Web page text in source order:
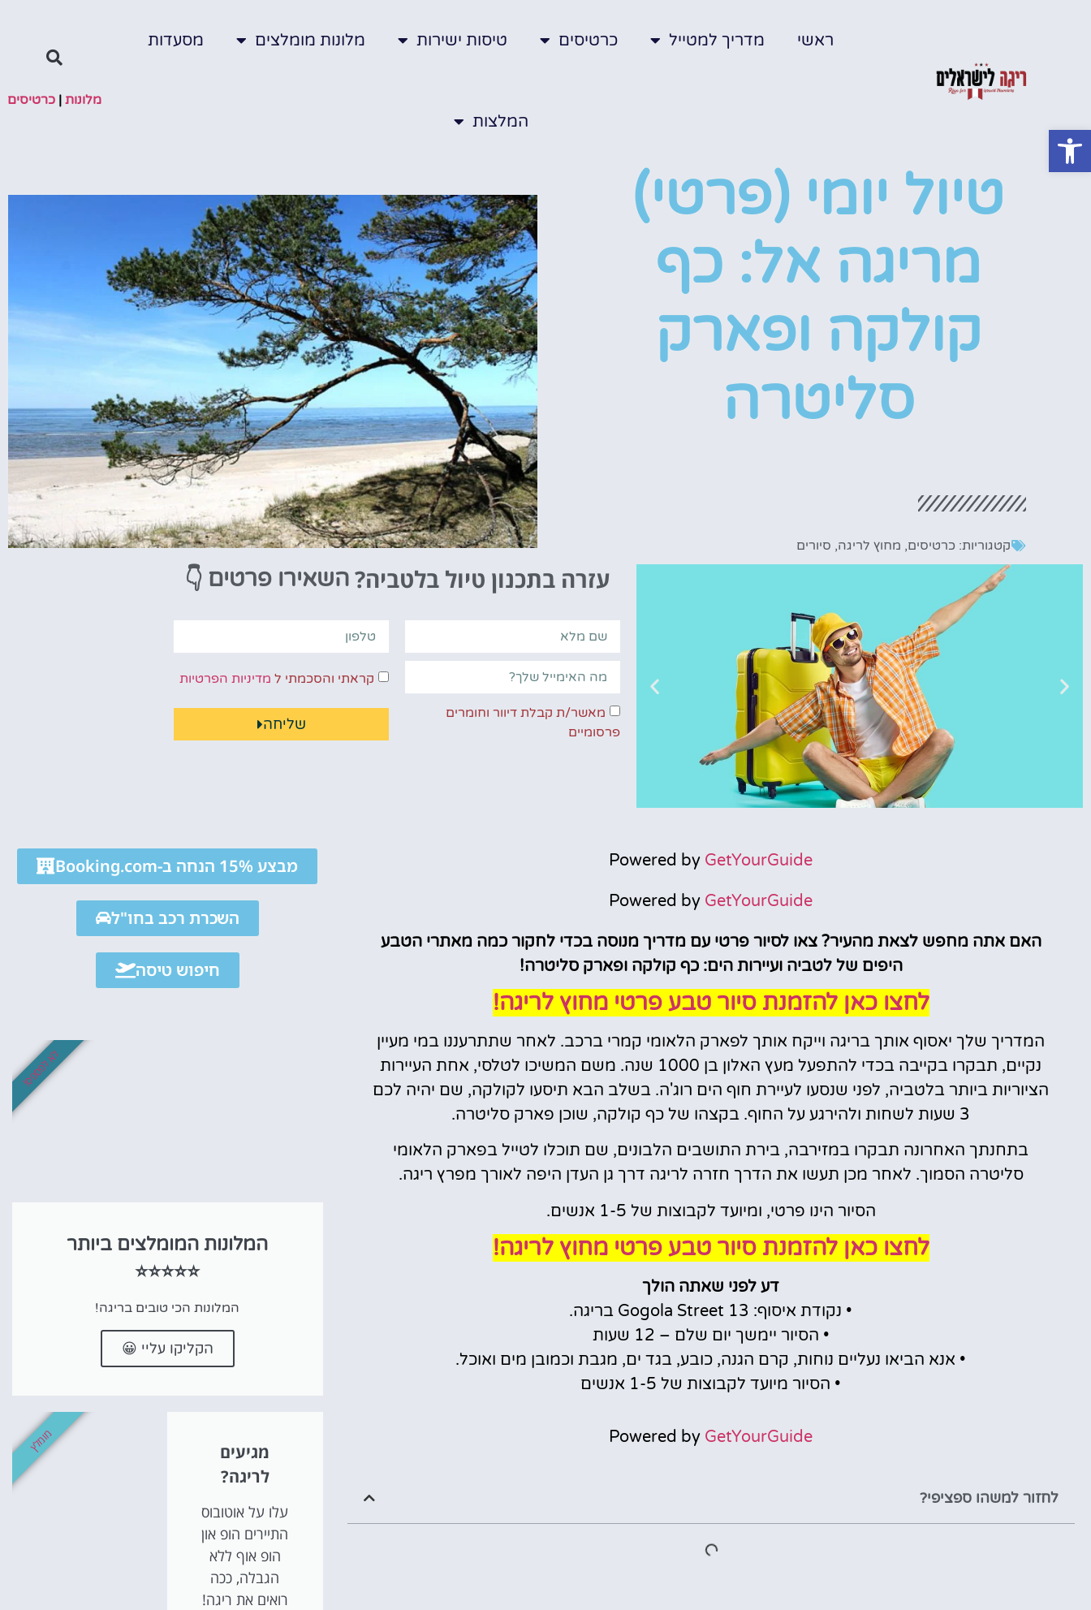
ראשי מדריך למטייל כרטיסים טיסות ישירות מלונות מומלצים מסעדות
המלצות
מלונות| כרטיסים
טיול יומי (פרטי)
מריגה אל: כף
קולקה ופארק
סליטרה
קטגוריות: כרטיסים, מחוץ לריגה, סיורים
לחצו
לחצו
פה!
וסיורים
הפעילויות השוות
עזרה בתכנון טיול בלטביה? השאירו פרטים 👇
קראתי והסכמתי ל מדיניות הפרטיות
מאשר/ת קבלת דיוור וחומרים
פרסומיים
שליחה
Powered by GetYourGuide
Powered by GetYourGuide
האם אתה מחפש לצאת מהעיר? צאו לסיור פרטי עם מדריך מנוסה בכדי לחקור כמה מאתרי הטבע
היפים של לטביה ועיירות הים: כף קולקה ופארק סליטרה!
לחצו כאן להזמנת סיור טבע פרטי מחוץ לריגה!
המדריך שלך יאסוף אותך בריגה וייקח אותך לפארק הלאומי קמרי ברכב. לאחר שתתרעננו במי מעיין
נקיים, תבקרו בקייבה בכדי להתפעל מעץ האלון בן 1000 שנה. משם המשיכו לטלסי, אחת העיירות
הציוריות ביותר בלטביה, לפני שנסעו לעיירת חוף הים רוג'ה. בשלב הבא תיסעו לקולקה, שם יהיה לכם
3 שעות לשחות ולהירגע על החוף. בקצהו של כף קולקה, שוכן פארק סליטרה.
בתחנתך האחרונה תבקרו במזירבה, בירת התושבים הלבונים, שם תוכלו לטייל בפארק הלאומי
סליטרה הסמוך. לאחר מכן תעשו את הדרך חזרה לריגה דרך גן העדן היפה לאורך מפרץ ריגה.
הסיור הינו פרטי, ומיועד לקבוצות של 1-5 אנשים.
לחצו כאן להזמנת סיור טבע פרטי מחוץ לריגה!
דע לפני שאתה הולך
• נקודת איסוף: Gogola Street 13 בריגה.
• הסיור יימשך יום שלם – 12 שעות
• אנא הביאו נעליים נוחות, קרם הגנה, כובע, בגד ים, מגבת וכמובן מים ואוכל.
• הסיור מיועד לקבוצות של 1-5 אנשים
Powered by GetYourGuide
לחזור למשהו ספציפי?
מבצע 15% הנחה ב-Booking.com
השכרת רכב בחו"ל
חיפוש טיסה
המלונות המומלצים ביותר
⭐⭐⭐⭐⭐
המלונות הכי טובים בריגה!
הקליקו עליי 😀
לא לפספס!
מגיעים
לריגה?
עלו על אוטובוס
התיירים הופ און
הופ אוף ללא
הגבלה, ככה
רואים את ריגה!
מומלץ
פתח סרגל נגישות